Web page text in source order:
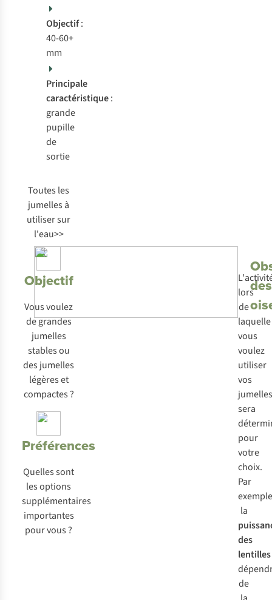
Objectif:
40-60+
mm
Principale
caractéristique:
grande
pupille
de
sortie
Toutes les
jumelles à
utiliser sur
l'eau>>
Objectif
Vous voulez
de grandes
jumelles
stables ou
des jumelles
légères et
compactes ?
Préférences
Quelles sont
les options
supplémentaires
importantes
pour vous ?
lors
de
laquelle
vous
voulez
utiliser
vos
jumelles
sera
pour
votre
choix.
Par
la
des
lentilles
de
des